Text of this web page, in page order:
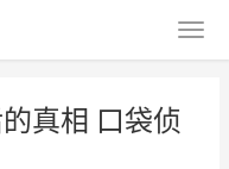
真相 口袋侦